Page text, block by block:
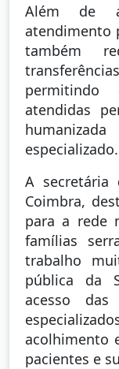
Além de
atendimento
também
permitindo
atendidas
especializado.
A secretária
Coimbra,
para a rede
famílias
trabalho
pública da
acesso das
acolhimento
pacientes e